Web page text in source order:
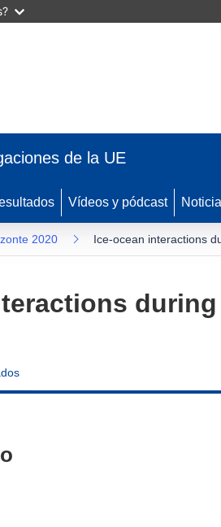
de la UE
Vídeos y pódcast
2020 Ice-ocean interactions